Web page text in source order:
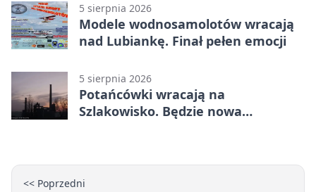
5 sierpnia 2026
Modele wodnosamolotów wracają
nad Lubiankę. Finał pełen emocji
5 sierpnia 2026
Potańcówki wracają na
Szlakowisko. Będzie nowa
<< Poprzedni